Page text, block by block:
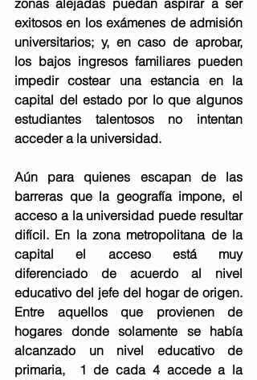
zonas alejadas puedan aspirar a ser
exitosos en los exámenes de admisión
universitarios; y, en caso de aprobar,
los bajos ingresos familiares pueden
impedir costear una estancia en la
capital del estado por lo que algunos
estudiantes talentosos no intentan
acceder a la universidad.
Aún para quienes escapan de las
barreras que la geografía impone, el
acceso a la universidad puede resultar
difícil. En la zona metropolitana de la
capital el acceso está muy
diferenciado de acuerdo al nivel
educativo del jefe del hogar de origen.
Entre aquellos que provienen de
hogares donde solamente se había
alcanzado un nivel educativo de
primaria,  1 de cada 4 accede a la